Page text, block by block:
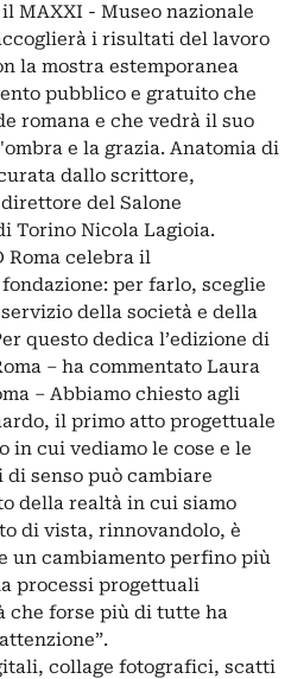
MAXXI - Museo nazionale
i risultati del lavoro
la mostra estemporanea
pubblico e gratuito che
romana e che vedrà il suo
e la grazia. Anatomia di
dallo scrittore,
del Salone
Torino Nicola Lagioia.
Roma celebra il
per farlo, sceglie
della società e della
questo dedica l’edizione di
– ha commentato Laura
– Abbiamo chiesto agli
il primo atto progettuale
in cui vediamo le cose e le
senso può cambiare
della realtà in cui siamo
di vista, rinnovandolo, è
un cambiamento perfino più
processi progettuali
che forse più di tutte ha
collage fotografici, scatti